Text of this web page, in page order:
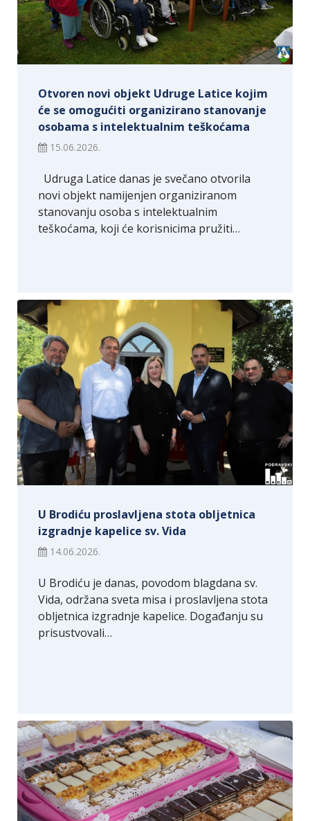
Otvoren novi objekt Udruge Latice kojim
će se omogućiti organizirano stanovanje
osobama s intelektualnim teškoćama
15.06.2026.
Udruga Latice danas je svečano otvorila
novi objekt namijenjen organiziranom
stanovanju osoba s intelektualnim
teškoćama, koji će korisnicima pružiti…
U Brodiću proslavljena stota obljetnica
izgradnje kapelice sv. Vida
14.06.2026.
U Brodiću je danas, povodom blagdana sv.
Vida, održana sveta misa i proslavljena stota
obljetnica izgradnje kapelice. Događanju su
prisustvovali…